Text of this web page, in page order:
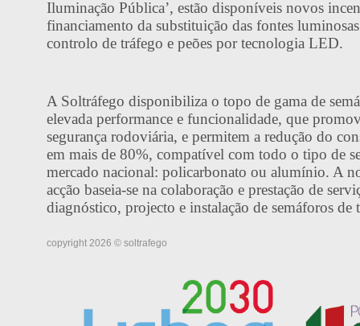
Iluminação Pública’, estão disponíveis novos
financiamento da substituição das fontes
controlo de tráfego e peões por tecnologia LED.
A Soltráfego disponibiliza o topo de gama de
elevada performance e funcionalidade, que
segurança rodoviária, e permitem a redução do
em mais de 80%, compatível com todo o tipo de
mercado nacional: policarbonato ou alumínio. A
acção baseia-se na colaboração e prestação de
diagnóstico, projecto e instalação de semáforos
copyright 2026 © soltrafego